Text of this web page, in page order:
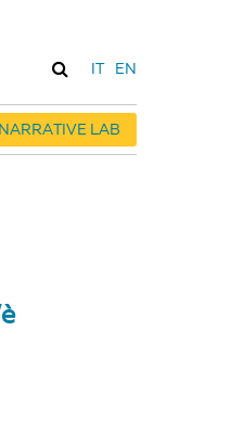
EN
NARRATIVE LAB